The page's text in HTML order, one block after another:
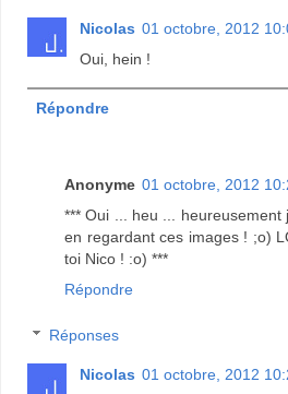
Nicolas 01 octobre, 2012
Oui, hein !
Répondre
Anonyme 01 octobre, 2012
*** Oui ... heu ...
en regardant ces images ! ;o)
toi Nico ! :o) ***
Répondre
Réponses
Nicolas 01 octobre, 2012